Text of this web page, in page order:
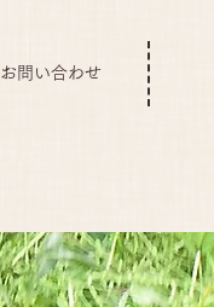
お問い合わせ